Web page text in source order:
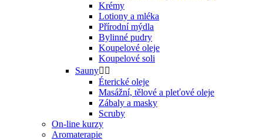
Krémy
Lotiony a mléka
Přírodní mýdla
Bylinné pudry
Koupelové oleje
Koupelové soli
Sauny 
Éterické oleje
Masážní, tělové a pleťové oleje
Zábaly a masky
Scruby
On-line kurzy
Aromaterapie